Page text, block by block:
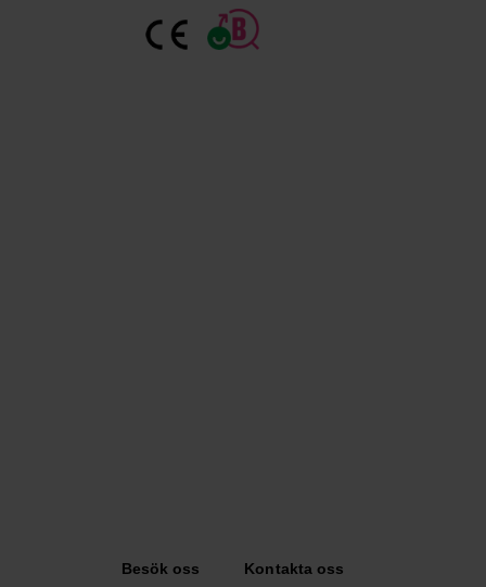
Besök oss Kontakta oss